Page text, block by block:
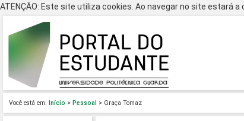
ATENÇÃO: Este site utiliza cookies. Ao navegar no site estará
Você está em: Início > Pessoal > Graça Tomaz